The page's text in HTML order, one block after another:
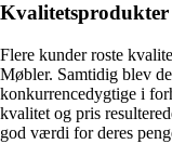
Flere kunder roste
Møbler. Samtidig blev
konkurrencedygtige i
kvalitet og pris
god værdi for deres